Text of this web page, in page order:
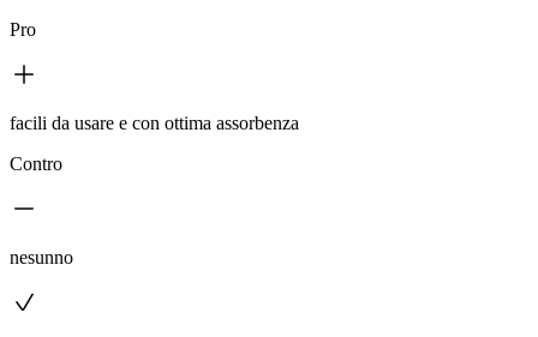
Pro
facili da usare e con ottima assorbenza
Contro
nesunno